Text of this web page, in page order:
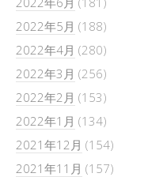
2022年5月 (188)
2022年4月 (280)
2022年3月 (256)
2022年2月 (153)
2022年1月 (134)
2021年12月 (154)
2021年11月 (157)